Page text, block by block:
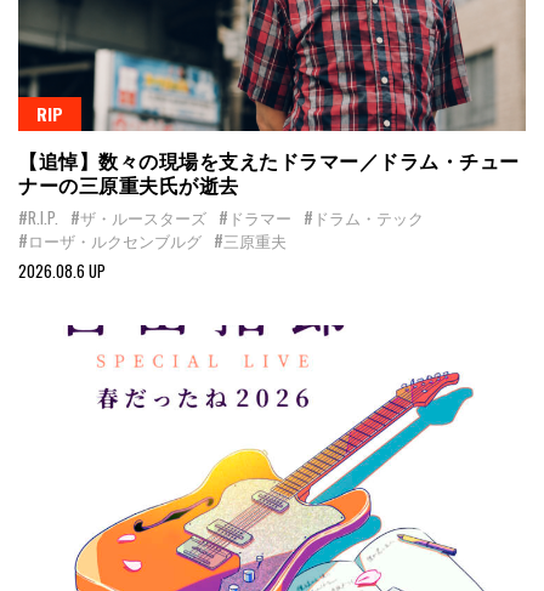
RIP
【追悼】数々の現場を支えたドラマー／ドラム・チュー
ナーの三原重夫氏が逝去
#R.I.P. #ザ・ルースターズ #ドラマー #ドラム・テック
#ローザ・ルクセンブルグ #三原重夫
2026.08.6 UP